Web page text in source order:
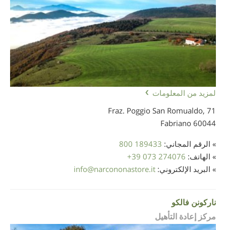
لمزيد من المعلومات
Fraz. Poggio San Romualdo, 71
60044 Fabriano
» الرقم المجاني: 800 189433
» الهاتف: +39 073 274076
» البريد الإلكتروني:
info@narcononastore.it
ناركونن فالكو
مركز إعادة التأهيل